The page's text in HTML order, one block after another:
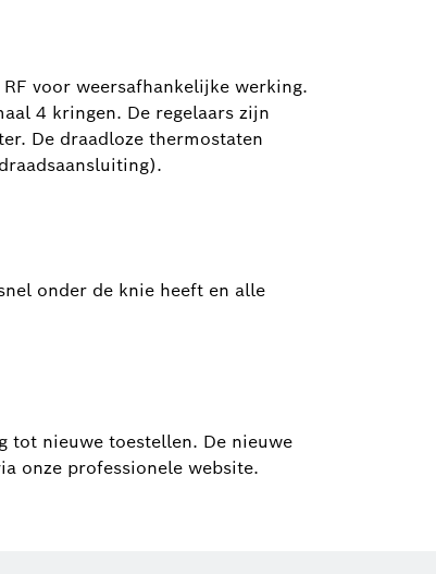
voor weersafhankelijke werking.
4 kringen. De regelaars zijn
De draadloze thermostaten
onder de knie heeft en alle
tot nieuwe toestellen. De nieuwe
onze professionele website.